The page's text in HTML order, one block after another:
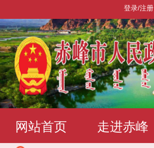
登录/注册
网站首页 走进赤峰